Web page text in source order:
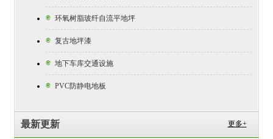
 环氧树脂玻纤自流平地坪
 复古地坪漆
 地下车库交通设施
 PVC防静电地板
最新更新 更多+